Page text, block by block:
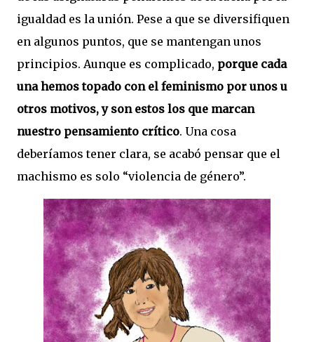
igualdad es la unión. Pese a que se diversifiquen
en algunos puntos, que se mantengan unos
principios. Aunque es complicado, porque cada
una hemos topado con el feminismo por unos u
otros motivos, y son estos los que marcan
nuestro pensamiento crítico. Una cosa
deberíamos tener clara, se acabó pensar que el
machismo es solo “violencia de género”.